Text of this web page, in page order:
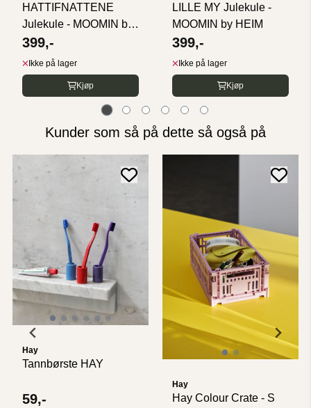
HATTIFNATTENE
Julekule - MOOMIN by
HEIM
399,-
Ikke på lager
Kjøp
LILLE MY Julekule -
MOOMIN by HEIM
399,-
Ikke på lager
Kjøp
Kunder som så på dette så også på
Hay
Tannbørste HAY
59,-
Hay
Hay Colour Crate - S